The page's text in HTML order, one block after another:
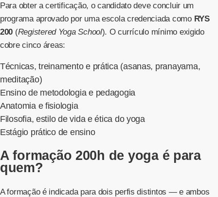
Para obter a certificação, o candidato deve concluir um
programa aprovado por uma escola credenciada como RYS
200 (Registered Yoga School). O currículo mínimo exigido
cobre cinco áreas:
Técnicas, treinamento e prática (asanas, pranayama,
meditação)
Ensino de metodologia e pedagogia
Anatomia e fisiologia
Filosofia, estilo de vida e ética do yoga
Estágio prático de ensino
A formação 200h de yoga é para
quem?
A formação é indicada para dois perfis distintos — e ambos